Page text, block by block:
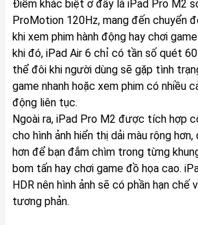
Điểm khác biệt ở đây là iPad Pro M2
ProMotion 120Hz, mang đến chuyển
khi xem phim hành động hay chơi
khi đó, iPad Air 6 chỉ có tần số quét
thể đôi khi người dùng sẽ gặp tình
game nhanh hoặc xem phim có nhiều
động liên tục.
Ngoài ra, iPad Pro M2 được tích hợp
cho hình ảnh hiển thị dải màu rộng
hơn để bạn đắm chìm trong từng
bom tấn hay chơi game đồ họa cao.
HDR nên hình ảnh sẽ có phần hạn chế
tương phản.